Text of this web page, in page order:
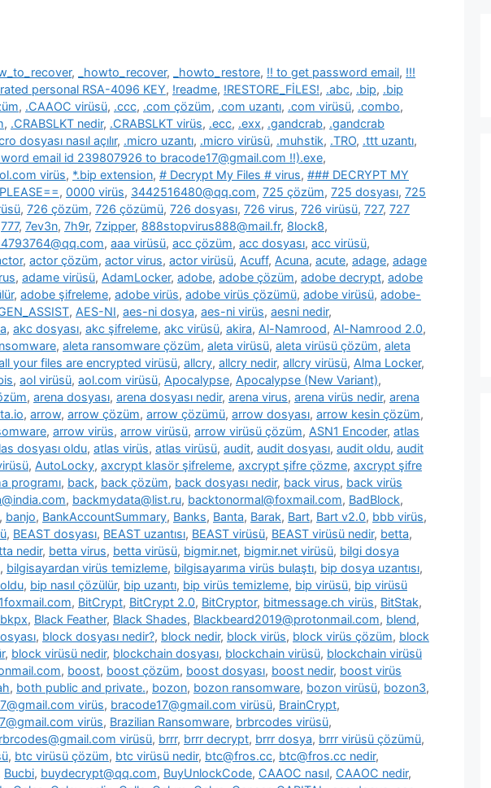
, _howto_recover, _howto_restore, !! to get password email, !!!
personal RSA-4096 KEY, !readme, !RESTORE_FİLES!, .abc, .bip, .bip
, .CAAOC virüsü, .ccc, .com çözüm, .com uzantı, .com virüsü, .combo,
, .CRABSLKT nedir, .CRABSLKT virüs, .ecc, .exx, .gandcrab, .gandcrab
dosyası nasıl açılır, .micro uzantı, .micro virüsü, .muhstik, .TRO, .ttt uzantı,
email id 239807926 to bracode17@gmail.com !!).exe,
virüs, *.bip extension, # Decrypt My Files # virus, ### DECRYPT MY
, 0000 virüs, 3442516480@qq.com, 725 çözüm, 725 dosyası, 725
, 726 çözüm, 726 çözümü, 726 dosyası, 726 virus, 726 virüsü, 727, 727
777, 7ev3n, 7h9r, 7zipper, 888stopvirus888@mail.fr, 8lock8,
, aaa virüsü, acc çözüm, acc dosyası, acc virüsü,
, actor çözüm, actor virus, actor virüsü, Acuff, Acuna, acute, adage, adage
, adame virüsü, AdamLocker, adobe, adobe çözüm, adobe decrypt, adobe
, adobe şifreleme, adobe virüs, adobe virüs çözümü, adobe virüsü, adobe-
, AES-NI, aes-ni dosya, aes-ni virüs, aesni nedir,
, akc dosyası, akc şifreleme, akc virüsü, akira, Al-Namrood, Al-Namrood 2.0,
, aleta ransomware çözüm, aleta virüsü, aleta virüsü çözüm, aleta
your files are encrypted virüsü, allcry, allcry nedir, allcry virüsü, Alma Locker,
, aol virüsü, aol.com virüsü, Apocalypse, Apocalypse (New Variant),
, arena dosyası, arena dosyası nedir, arena virus, arena virüs nedir, arena
, arrow, arrow çözüm, arrow çözümü, arrow dosyası, arrow kesin çözüm,
, arrow virüs, arrow virüsü, arrow virüsü çözüm, ASN1 Encoder, atlas
dosyası oldu, atlas virüs, atlas virüsü, audit, audit dosyası, audit oldu, audit
, AutoLocky, axcrypt klasör şifreleme, axcrypt şifre çözme, axcrypt şifre
programı, back, back çözüm, back dosyası nedir, back virus, back virüs
, backmydata@list.ru, backtonormal@foxmail.com, BadBlock,
, banjo, BankAccountSummary, Banks, Banta, Barak, Bart, Bart v2.0, bbb virüs,
, BEAST dosyası, BEAST uzantısı, BEAST virüsü, BEAST virüsü nedir, betta,
nedir, betta virus, betta virüsü, bigmir.net, bigmir.net virüsü, bilgi dosya
, bilgisayardan virüs temizleme, bilgisayarıma virüs bulaştı, bip dosya uzantısı,
, bip nasıl çözülür, bip uzantı, bip virüs temizleme, bip virüsü, bip virüsü
, BitCrypt, BitCrypt 2.0, BitCryptor, bitmessage.ch virüs, BitStak,
bkpx, Black Feather, Black Shades, Blackbeard2019@protonmail.com, blend,
, block dosyası nedir?, block nedir, block virüs, block virüs çözüm, block
, block virüsü nedir, blockchain dosyası, blockchain virüsü, blockchain virüsü
, boost, boost çözüm, boost dosyası, boost nedir, boost virüs
, both public and private., bozon, bozon ransomware, bozon virüsü, bozon3,
virüs, bracode17@gmail.com virüsü, BrainCrypt,
virüs, Brazilian Ransomware, brbrcodes virüsü,
virüsü, brrr, brrr decrypt, brrr dosya, brrr virüsü çözümü,
, btc virüsü çözüm, btc virüsü nedir, btc@fros.cc, btc@fros.cc nedir,
Bucbi, buydecrypt@qq.com, BuyUnlockCode, CAAOC nasıl, CAAOC nedir,